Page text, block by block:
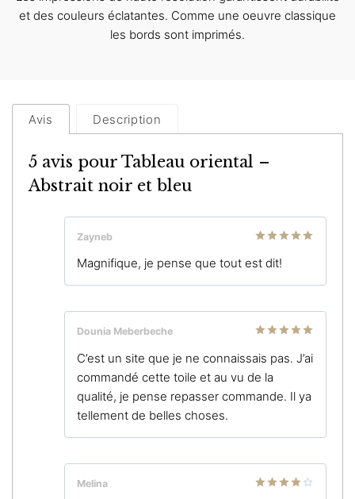
et des couleurs éclatantes. Comme une oeuvre classique
les bords sont imprimés.
Avis Description
5 avis pour Tableau oriental –
Abstrait noir et bleu
5
Zayneb
Magnifique, je pense que tout est dit!
5
Dounia Meberbeche
C’est un site que je ne connaissais pas. J’ai
commandé cette toile et au vu de la
qualité, je pense repasser commande. Il ya
tellement de belles choses.
Melina